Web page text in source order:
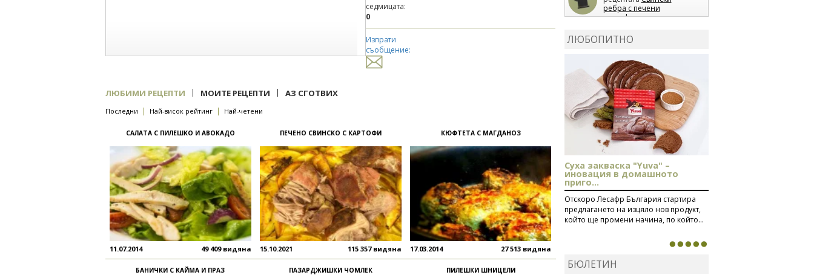
седмицата:
0
Изпрати
съобщение:
ЛЮБИМИ РЕЦЕПТИ | МОИТЕ РЕЦЕПТИ | АЗ СГОТВИХ
Последни | Най-висок рейтинг | Най-четени
САЛАТА С ПИЛЕШКО И АВОКАДО
11.07.2014 49 409 видяна
ПЕЧЕНО СВИНСКО С КАРТОФИ
15.10.2021 115 357 видяна
КЮФТЕТА С МАГДАНОЗ
17.03.2014 27 513 видяна
БАНИЧКИ С КАЙМА И ПРАЗ ПАЗАРДЖИШКИ ЧОМЛЕК ПИЛЕШКИ ШНИЦЕЛИ
ребра с печени
картофи
лимон
коментира рецептата
Киноа със зеленчуци
ЛЮБОПИТНО
Суха закваска "Yuva" –
иновация в домашното
приго...
Отскоро Лесафр България стартира
предлагането на изцяло нов продукт,
който ще промени начина, по който...
БЮЛЕТИН